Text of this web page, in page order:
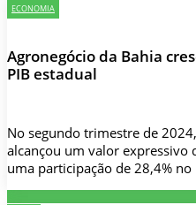
ECONOMIA
Agronegócio da Bahia
PIB estadual
No segundo trimestre de
alcançou um valor expressivo
uma participação de 28,4%